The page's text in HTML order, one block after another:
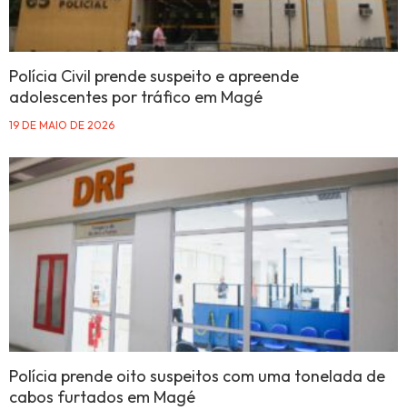
Polícia Civil prende suspeito e apreende
adolescentes por tráfico em Magé
19 DE MAIO DE 2026
Polícia prende oito suspeitos com uma tonelada de
cabos furtados em Magé